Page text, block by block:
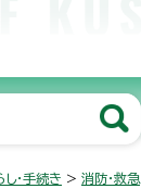
し・手続き > 消防・救急